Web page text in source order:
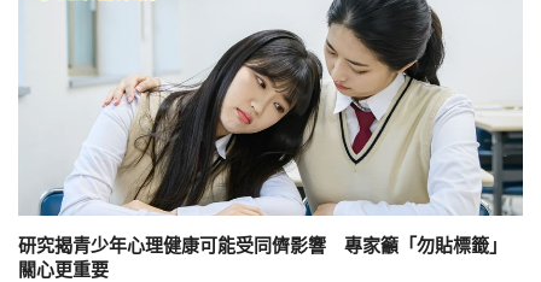
研究揭青少年心理健康可能受同儕影響 專家籲「勿貼標籤」
關心更重要